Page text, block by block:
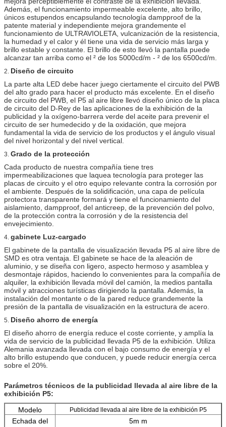
Además, el funcionamiento impermeable excelente, alto brillo,
únicos estupendos encapsulando tecnología dampproof de la
patente material y independiente mejora grandemente el
funcionamiento de ULTRAVIOLETA, vulcanización de la resistencia,
la humedad y el calor y él tiene una vida de servicio más larga y
brillo estable y constante. El brillo de esto llevó la pantalla puede
alcanzar tan arriba como el ² de los 5000cd/m - ² de los 6500cd/m.
2. Diseño de circuito
La parte alta LED debe hacer juego ciertamente el circuito del PWB
del alto grado para hacer el producto más excelente. En el diseño
de circuito del PWB, el P5 al aire libre llevó diseño único de la placa
de circuito del D-Rey de las aplicaciones de la exhibición de la
publicidad y la oxígeno-barrera verde del aceite para prevenir el
circuito de ser humedecido y de la oxidación, que mejora
fundamental la vida de servicio de los productos y el ángulo visual
del nivel horizontal y del nivel vertical.
3. Grado de la protección
Cada producto de nuestra compañía tiene tres
impermeabilizaciones que laquea tecnología para proteger las
placas de circuito y el otro equipo relevante contra la corrosión por
el ambiente. Después de la solidificación, una capa de película
protectora transparente formará y tiene el funcionamiento del
aislamiento, dampproof, del anticreep, de la prevención del polvo,
de la protección contra la corrosión y de la resistencia del
envejecimiento.
4. gabinete Luz-cargado
El gabinete de la pantalla de visualización llevada P5 al aire libre de
SMD es otra ventaja. El gabinete se hace de la aleación de
aluminio, y se diseña con ligero, aspecto hermoso y asamblea y
desmontaje rápidos, haciendo lo convenientes para la compañía de
alquiler, la exhibición llevada móvil del camión, la medios pantalla
móvil y atracciones turísticas dirigiendo la pantalla. Además, la
instalación del montante o de la pared reduce grandemente la
presión de la pantalla de visualización en la estructura de acero.
5. Diseño ahorro de energía
El diseño ahorro de energía reduce el coste corriente, y amplía la
vida de servicio de la publicidad llevada P5 de la exhibición. Utiliza
Alemania avanzada llevada con el bajo consumo de energía y el
alto brillo estupendo que conducen, y puede reducir energía cerca
sobre el 20%.
Parámetros técnicos de la publicidad llevada al aire libre de la
exhibición P5:
Modelo
Publicidad llevada al aire libre de la exhibición P5
Echada del
5m m